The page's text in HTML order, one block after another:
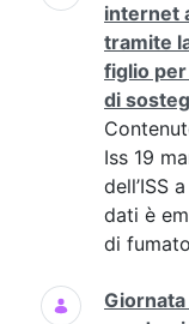
internet
tramite
figlio
di
Iss 19
dell’ISS
dati è
di